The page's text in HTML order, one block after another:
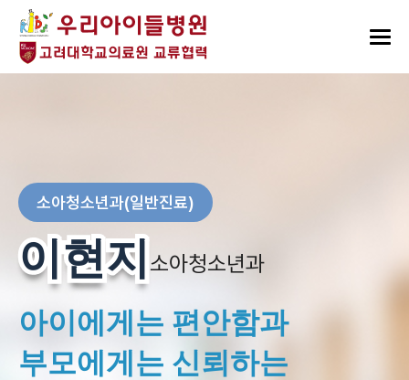
소아청소년과(일반진료)
이현지
이현지 소아청소년과
아이에게는 편안함과
부모에게는 신뢰하는